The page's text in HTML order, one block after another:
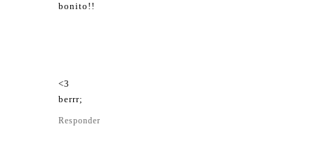
bonito!!
<3
berrr;
Responder